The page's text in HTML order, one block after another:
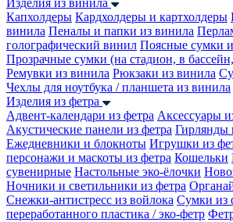
Изделия из винила
Капхолдеры Кардхолдеры и картхолдеры
винила Пеналы и папки из винила
голографический винил Поясные сумки
Прозрачные сумки (на стадион, в
Ремувки из винила Рюкзаки из винила
Чехлы для ноутбука / планшета из винила
Изделия из фетра
Адвент-календари из фетра Аксессуары
Акустические панели из фетра Гирлянды
Ежедневники и блокноты Игрушки из
персонажи и маскоты из фетра Кошельки
сувенирные Настольные эко-ёлочки
Ночники и светильники из фетра
Снежки-антистресс из войлока Сумки из
переработанного пластика / эко-фетр